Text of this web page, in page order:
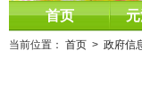
首页
当前位置： 首页 > 政府信